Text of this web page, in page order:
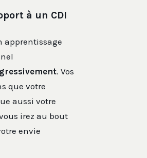
à un CDI
apprentissage
. Vos
que votre
aussi votre
irez au bout
envie